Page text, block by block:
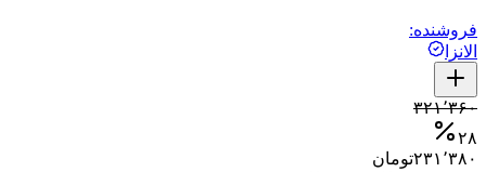
فروشنده:
الانزا
۳۲۱٬۳۶۰
۲۸
۲۳۱٬۳۸۰تومان